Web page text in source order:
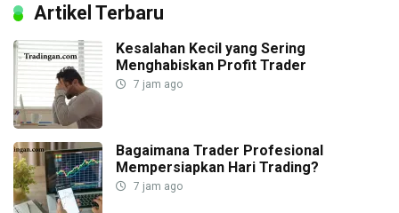
Artikel Terbaru
Kesalahan Kecil yang Sering
Menghabiskan Profit Trader
7 jam ago
Bagaimana Trader Profesional
Mempersiapkan Hari Trading?
7 jam ago